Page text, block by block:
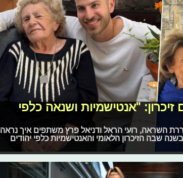
"אנטישמיות ושנאה כלפי
השראה, רועי הראל ודניאל פרץ משתפים איך נראה
שבה הזיכרון הלאומי והאנטישמיות כלפי יהודים